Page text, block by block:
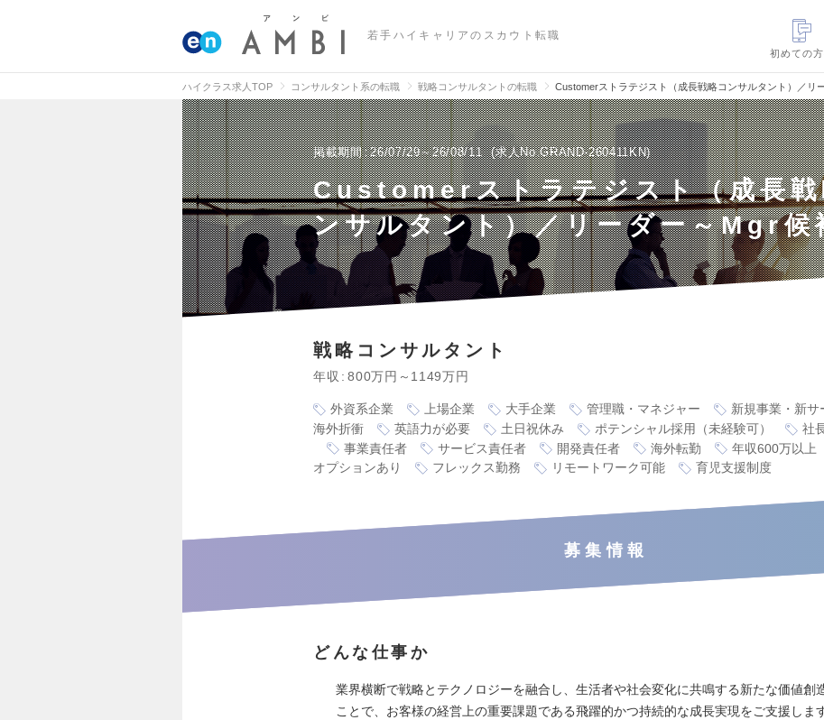
若手ハイキャリアのスカウト転職
初めての
ハイクラス求人TOP コンサルタント系の転職 戦略コンサルタントの転職 Customerストラテジスト（成長戦略コンサルタント）／リ
掲載期間 26/07/29～26/08/11 求人No.GRAND-260411KN
Customerストラテジスト（成長
ンサルタント）／リーダー～Mgr候
戦略コンサルタント
年収 800万円～1149万円
外資系企業 上場企業 大手企業 管理職・マネジャー
新規事業・新サ
海外折衝
英語力が必要 土日祝休み ポテンシャル採用（未経験可）
社
事業責任者
サービス責任者 開発責任者 海外転勤 年収600万以上
オプションあり
フレックス勤務 リモートワーク可能 育児支援制度
募集情報
どんな仕事か
業界横断で戦略とテクノロジーを融合し、生活者や社会変化に共鳴する新たな価値創
ことで、お客様の経営上の重要課題である飛躍的かつ持続的な成長実現をご支援します